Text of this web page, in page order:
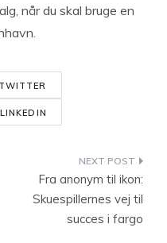
når du skal bruge en
TWITTER
LINKEDIN
Fra anonym til ikon:
Skuespillernes vej til
succes i fargo